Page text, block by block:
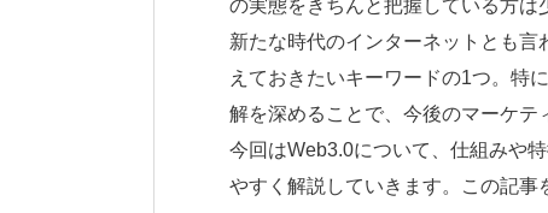
の実態をきちんと把握している方は
新たな時代のインターネットとも言
えておきたいキーワードの1つ。特
解を深めることで、今後のマーケテ
今回はWeb3.0について、仕組みや
やすく解説していきます。この記事